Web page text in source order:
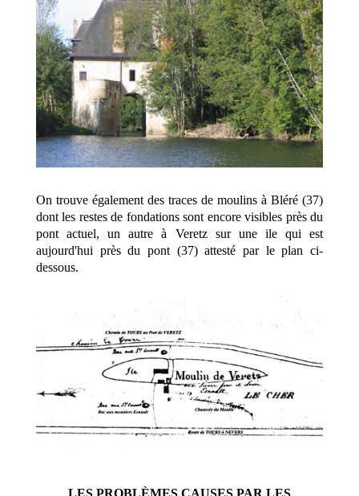
On trouve également des traces de moulins à Bléré (37)
dont les restes de fondations sont encore visibles près du
pont actuel, un autre à Veretz sur une ile qui est
aujourd'hui près du pont (37) attesté par le plan ci-
dessous.
LES PROBLÈMES CAUSES PAR LES